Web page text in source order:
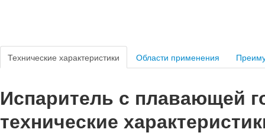
Технические характеристики Области применения
Испаритель с плавающей
технические